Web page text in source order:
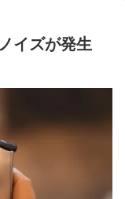
イズが発生